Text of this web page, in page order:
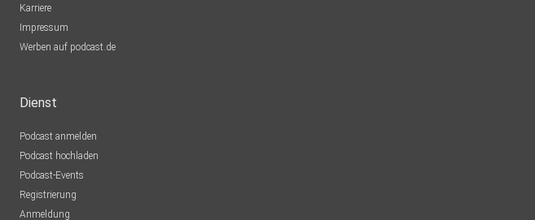
Karriere
Impressum
Werben auf podcast.de
Dienst
Podcast anmelden
Podcast hochladen
Podcast-Events
Registrierung
Anmeldung